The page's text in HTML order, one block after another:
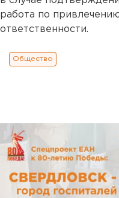
работа по
ответственности.
Общество